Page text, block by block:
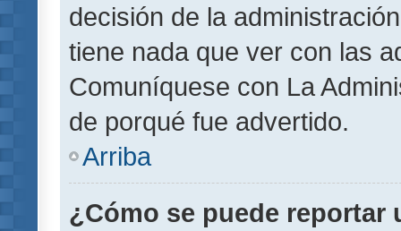
decisión de la
tiene nada que ver con las
Comuníquese con La
de porqué fue advertido.
Arriba
¿Cómo se puede reportar